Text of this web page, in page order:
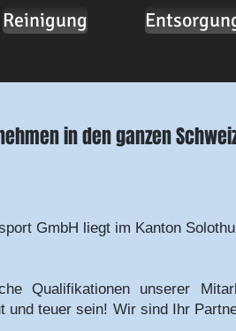
Reinigung
in den ganzen
GmbH liegt im Kanton
Qualifikationen unserer
und teuer sein! Wir sind Ihr